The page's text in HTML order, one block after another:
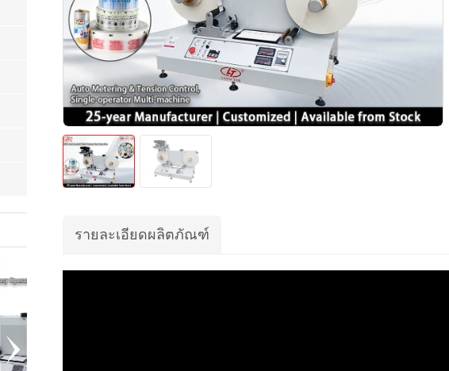
รายละเอียดผลิตภัณฑ์